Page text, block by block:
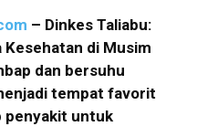
– Dinkes Taliabu:
Kesehatan di Musim
dan bersuhu
tempat favorit
penyakit untuk